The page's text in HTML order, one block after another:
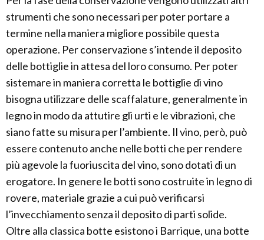
strumenti che sono necessari per poter portare a
termine nella maniera migliore possibile questa
operazione. Per conservazione s’intende il deposito
delle bottiglie in attesa del loro consumo. Per poter
sistemare in maniera corretta le bottiglie di vino
bisogna utilizzare delle scaffalature, generalmente in
legno in modo da attutire gli urti e le vibrazioni, che
siano fatte su misura per l’ambiente. Il vino, però, può
essere contenuto anche nelle botti che per rendere
più agevole la fuoriuscita del vino, sono dotati di un
erogatore. In genere le botti sono costruite in legno di
rovere, materiale grazie a cui può verificarsi
l’invecchiamento senza il deposito di parti solide.
Oltre alla classica botte esistono i Barrique, una botte